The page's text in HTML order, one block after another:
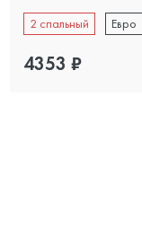
2 спальный Евро
4353 ₽